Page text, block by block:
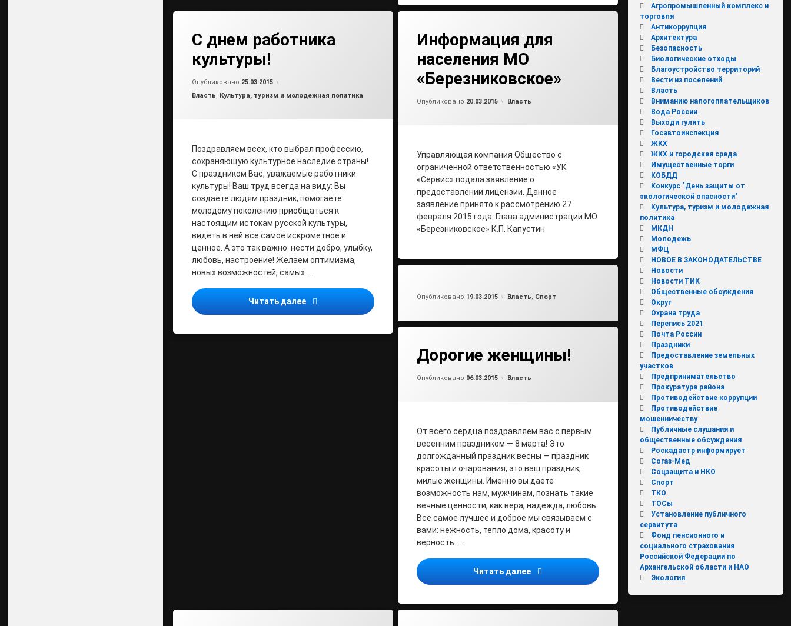
С днем работника
культуры!
Опубликовано 25.03.2015
Рубрики:
Власть, Культура, туризм и молодежная политика
Поздравляем всех, кто выбрал профессию,
сохраняющую культурное наследие страны!
С праздником Вас, уважаемые работники
культуры! Ваш труд всегда на виду: Вы
создаете людям праздник, помогаете
молодому поколению приобщаться к
настоящим истокам русской культуры,
видеть в ней все самое искрометное и
ценное. А это так важно: нести добро, улыбку,
любовь, настроение! Желаем оптимизма,
новых возможностей, самых …
Читать далее С днем работника культуры!
Информация для
населения МО
«Березниковское»
Опубликовано 20.03.2015 Рубрики:
Власть
Управляющая компания Общество с
ограниченной ответственностью «УК
«Сервис» подала заявление о
предоставлении лицензии. Данное
заявление принято к рассмотрению 27
февраля 2015 года. Глава администрации МО
«Березниковское» К.П. Капустин
Опубликовано 19.03.2015 Рубрики:
Власть, Спорт
Дорогие женщины!
Опубликовано 06.03.2015 Рубрики:
Власть
От всего сердца поздравляем вас с первым
весенним праздником — 8 марта! Это
долгожданный праздник весны — праздник
красоты и очарования, это ваш праздник,
милые женщины. Именно вы даете
возможность нам, мужчинам, познать такие
вечные ценности, как вера, надежда, любовь.
Все самое лучшее и доброе мы связываем с
вами: нежность, тепло дома, красоту и
верность. …
Читать далее Дорогие женщины!
Агропромышленный комплекс и
торговля
Антикоррупция
Архитектура
Безопасность
Биологические отходы
Благоустройство территорий
Вести из поселений
Власть
Вниманию налогоплательщиков
Вода России
Выходи гулять
Госавтоинспекция
ЖКХ
ЖКХ и городская среда
Имущественные торги
КОБДД
Конкурс "День защиты от
экологической опасности"
Культура, туризм и молодежная
политика
МКДН
Молодежь
МФЦ
НОВОЕ В ЗАКОНОДАТЕЛЬСТВЕ
Новости
Новости ТИК
Общественные обсуждения
Округ
Охрана труда
Перепись 2021
Почта России
Праздники
Предоставление земельных
участков
Предпринимательство
Прокуратура района
Противодействие коррупции
Противодействие
мошенничеству
Публичные слушания и
общественные обсуждения
Роскадастр информирует
Согаз-Мед
Соцзащита и НКО
Спорт
ТКО
ТОСы
Установление публичного
сервитута
Фонд пенсионного и
социального страхования
Российской Федерации по
Архангельской области и НАО
Экология